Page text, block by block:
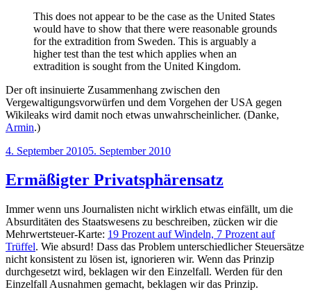
This does not appear to be the case as the United States
would have to show that there were reasonable grounds
for the extradition from Sweden. This is arguably a
higher test than the test which applies when an
extradition is sought from the United Kingdom.
Der oft insinuierte Zusammenhang zwischen den
Vergewaltigungsvorwürfen und dem Vorgehen der USA gegen
Wikileaks wird damit noch etwas unwahrscheinlicher. (Danke,
Armin.)
Veröffentlicht
4. September 20105. September 2010
Ermäßigter Privatsphärensatz
Immer wenn uns Journalisten nicht wirklich etwas einfällt, um die
Absurditäten des Staatswesens zu beschreiben, zücken wir die
Mehrwertsteuer-Karte: 19 Prozent auf Windeln, 7 Prozent auf
Trüffel. Wie absurd! Dass das Problem unterschiedlicher Steuersätze
nicht konsistent zu lösen ist, ignorieren wir. Wenn das Prinzip
durchgesetzt wird, beklagen wir den Einzelfall. Werden für den
Einzelfall Ausnahmen gemacht, beklagen wir das Prinzip.